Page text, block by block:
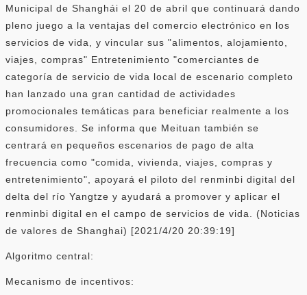
Municipal de Shanghái el 20 de abril que continuará dando
pleno juego a la ventajas del comercio electrónico en los
servicios de vida, y vincular sus "alimentos, alojamiento,
viajes, compras" Entretenimiento "comerciantes de
categoría de servicio de vida local de escenario completo
han lanzado una gran cantidad de actividades
promocionales temáticas para beneficiar realmente a los
consumidores. Se informa que Meituan también se
centrará en pequeños escenarios de pago de alta
frecuencia como "comida, vivienda, viajes, compras y
entretenimiento", apoyará el piloto del renminbi digital del
delta del río Yangtze y ayudará a promover y aplicar el
renminbi digital en el campo de servicios de vida. (Noticias
de valores de Shanghai) [2021/4/20 20:39:19]
Algoritmo central:
Mecanismo de incentivos: